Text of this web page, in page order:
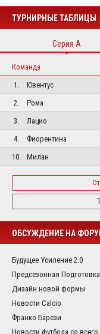
ТУРНИРНЫЕ ТАБЛИЦЫ
Серия А
Команда
1.
Ювентус
2.
Рома
3.
Лацио
4.
Фиорентина
10.
Милан
ОБСУЖДЕНИЕ НА
Будущее Усиление 2.0
Предсезонная
Дизайн новой формы
Новости Calcio
Франко Барези
Новости футбола со